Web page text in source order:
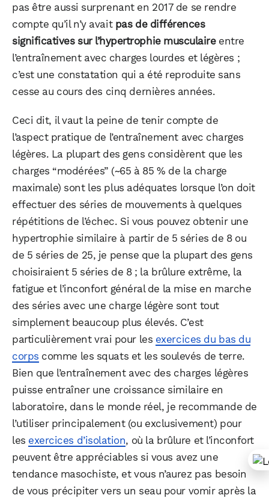
pas être aussi surprenant en 2017 de se rendre
compte qu’il n’y avait pas de différences
significatives sur l’hypertrophie musculaireentre
l’entraînement avec charges lourdes et légères ;
c’est une constatation qui a été reproduite sans
cesse au cours des cinq dernières années.
Ceci dit, il vaut la peine de tenir compte de
l’aspect pratique de l’entraînement avec charges
légères. La plupart des gens considèrent que les
charges “modérées” (~65 à 85 % de la charge
maximale) sont les plus adéquates lorsque l’on doit
effectuer des séries de mouvements à quelques
répétitions de l’échec. Si vous pouvez obtenir une
hypertrophie similaire à partir de 5 séries de 8 ou
de 5 séries de 25, je pense que la plupart des gens
choisiraient 5 séries de 8 ; la brûlure extrême, la
fatigue et l’inconfort général de la mise en marche
des séries avec une charge légère sont tout
simplement beaucoup plus élevés. C’est
particulièrement vrai pour les exercices du bas du
corps comme les squats et les soulevés de terre.
Bien que l’entraînement avec des charges légères
puisse entraîner une croissance similaire en
laboratoire, dans le monde réel, je recommande de
l’utiliser principalement (ou exclusivement) pour
les exercices d’isolation, où la brûlure et l’inconfort
peuvent être appréciables si vous avez une
tendance masochiste, et vous n’aurez pas besoin
de vous précipiter vers un seau pour vomir après la